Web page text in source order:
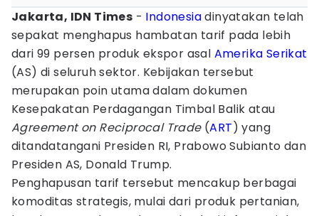
Jakarta, IDN Times - Indonesiadinyatakan telah
sepakat menghapus hambatan tarif pada lebih
dari 99 persen produk ekspor asal Amerika Serikat
(AS) di seluruh sektor. Kebijakan tersebut
merupakan poin utama dalam dokumen
Kesepakatan Perdagangan Timbal Balik atau
Agreement on Reciprocal Trade(ART) yang
ditandatangani Presiden RI, Prabowo Subianto dan
Presiden AS, Donald Trump.
Penghapusan tarif tersebut mencakup berbagai
komoditas strategis, mulai dari produk pertanian,